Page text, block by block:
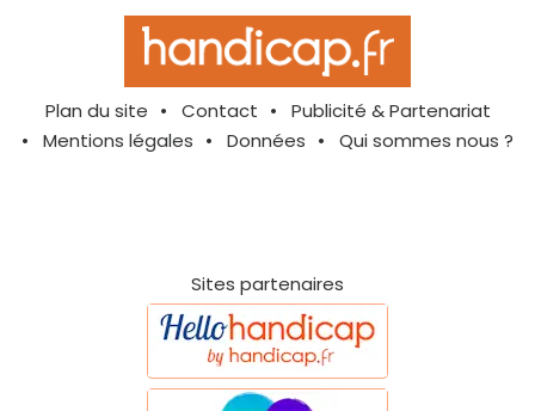
Plan du site Contact
Publicité & Partenariat
Mentions légales
Données Qui sommes nous ?
Sites partenaires